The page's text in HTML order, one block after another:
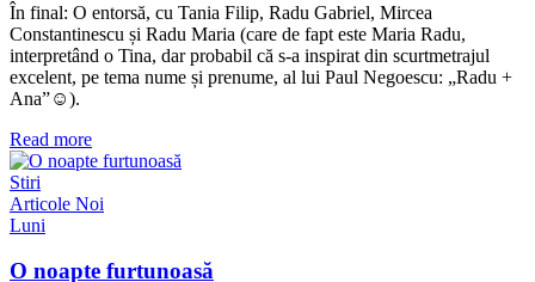
În final: O entorsă, cu Tania Filip, Radu Gabriel, Mircea
Constantinescu și Radu Maria (care de fapt este Maria Radu,
interpretând o Tina, dar probabil că s-a inspirat din scurtmetrajul
excelent, pe tema nume și prenume, al lui Paul Negoescu: „Radu +
Ana”☺).
Read more
Stiri
Articole Noi
Luni
O noapte furtunoasă